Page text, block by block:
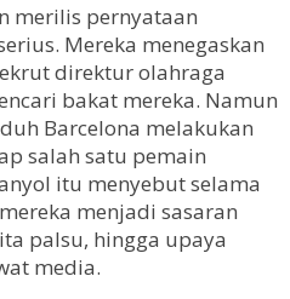
merilis pernyataan
Mereka menegaskan
direktur olahraga
bakat mereka. Namun
Barcelona melakukan
salah satu pemain
itu menyebut selama
menjadi sasaran
palsu, hingga upaya
media.